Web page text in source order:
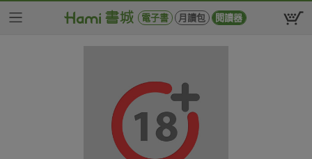
電子書 月讀包 閱讀器